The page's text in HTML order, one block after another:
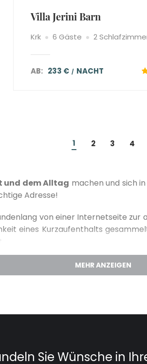
Villa Jerini Barn
Krk 6 Gäste 2
AB: 233 € NACHT
1 2 3 4
und dem Alltag machen und sich
Adresse!
von einer Internetseite zur
eines Kurzaufenthalts
Mindestaufenthalt von 7 Tagen,
also:Ticket buchen, Tasche
Sommerurlaub warten oder
Oder?
Genießen Sie die
, wie derSaunaund